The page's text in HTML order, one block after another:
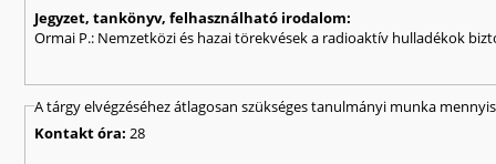
Jegyzet, tankönyv, felhasználható irodalom:
Ormai P.: Nemzetközi és hazai törekvések a radioaktív hulladékok
A tárgy elvégzéséhez átlagosan szükséges tanulmányi munka
Kontakt óra:28